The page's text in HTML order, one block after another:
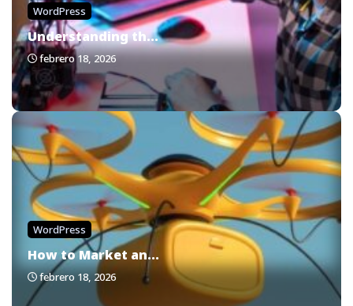
WordPress
Understanding th...
febrero 18, 2026
WordPress
How to Market an...
febrero 18, 2026